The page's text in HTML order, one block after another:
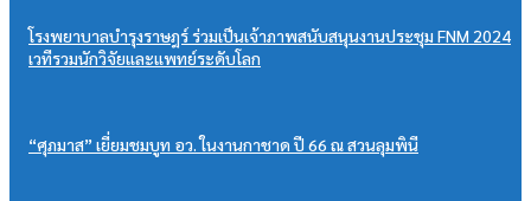
โรงพยาบาลบำรุงราษฎร์ ร่วมเป็นเจ้าภาพสนับสนุนงานประชุม FNM 2024
เวทีรวมนักวิจัยและแพทย์ระดับโลก
“ศุภมาส” เยี่ยมชมบูท อว. ในงานกาชาด ปี 66 ณ สวนลุมพินี